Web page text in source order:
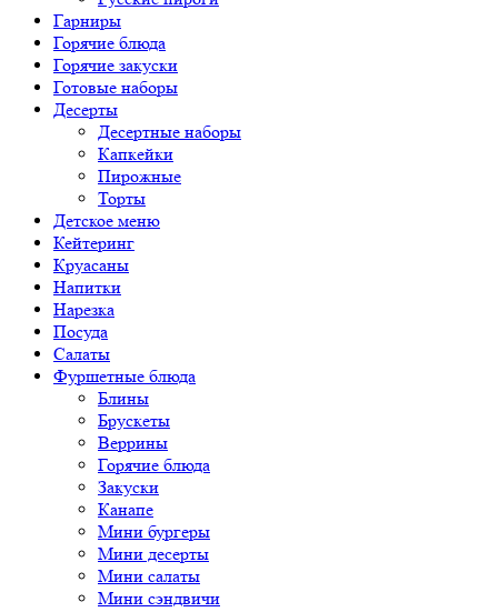
Гарниры
Горячие блюда
Горячие закуски
Готовые наборы
Десерты
Десертные наборы
Капкейки
Пирожные
Торты
Детское меню
Кейтеринг
Круасаны
Напитки
Нарезка
Посуда
Салаты
Фуршетные блюда
Блины
Брускеты
Веррины
Горячие блюда
Закуски
Канапе
Мини бургеры
Мини десерты
Мини салаты
Мини сэндвичи